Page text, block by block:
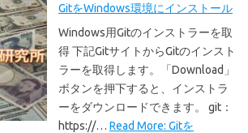
GitをWindows環境にインストール
Windows用Gitのインストラーを取
得 下記GitサイトからGitのインスト
ラーを取得します。「Download」
ボタンを押下すると、インストラ
ーをダウンロードできます。 git：
https://… Read More: Gitを